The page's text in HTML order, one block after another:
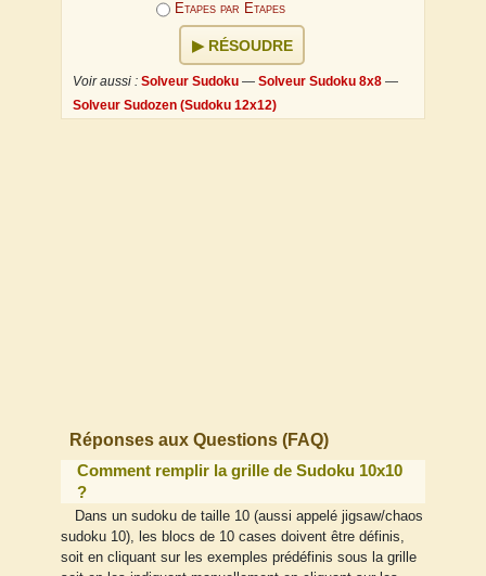
Etapes par Etapes
RÉSOUDRE
Voir aussi : Solveur Sudoku —Solveur Sudoku 8x8 —
Solveur Sudozen (Sudoku 12x12)
Réponses aux Questions (FAQ)
Comment remplir la grille de Sudoku 10x10
?
Dans un sudoku de taille 10 (aussi appelé jigsaw/chaos
sudoku 10), les blocs de 10 cases doivent être définis,
soit en cliquant sur les exemples prédéfinis sous la grille